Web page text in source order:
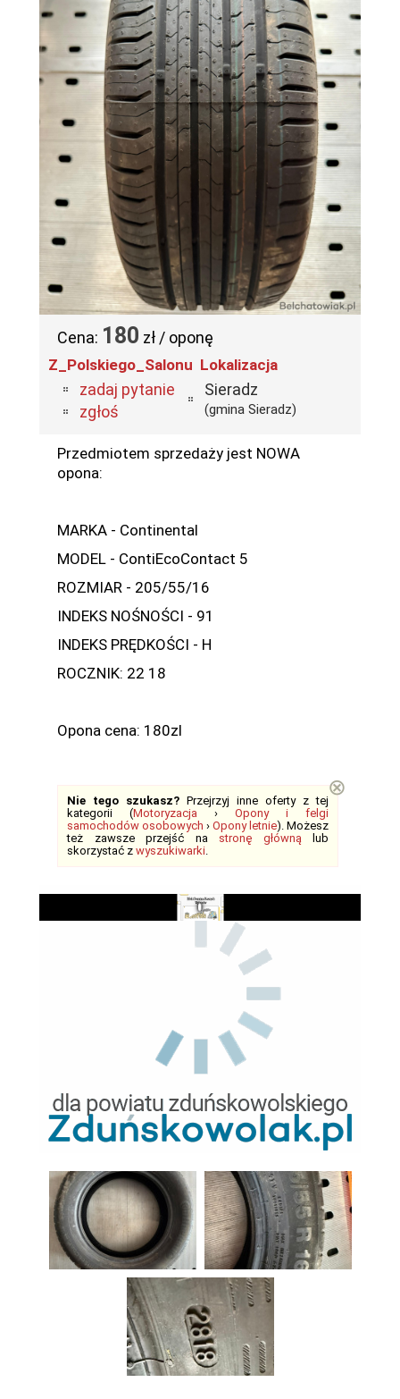
Cena: 180 zł / oponę
Z_Polskiego_Salonu
zadaj pytanie
zgłoś
Lokalizacja
Sieradz
(gmina Sieradz)
Przedmiotem sprzedaży jest NOWA
opona:
MARKA - Continental
MODEL - ContiEcoContact 5
ROZMIAR - 205/55/16
INDEKS NOŚNOŚCI - 91
INDEKS PRĘDKOŚCI - H
ROCZNIK: 22 18
Opona cena: 180zl
Nie tego szukasz? Przejrzyj inne oferty z tej
kategorii (Motoryzacja › Opony i felgi
samochodów osobowych › Opony letnie). Możesz
też zawsze przejść na stronę głównąlub
skorzystać z wyszukiwarki.
⊗
Play